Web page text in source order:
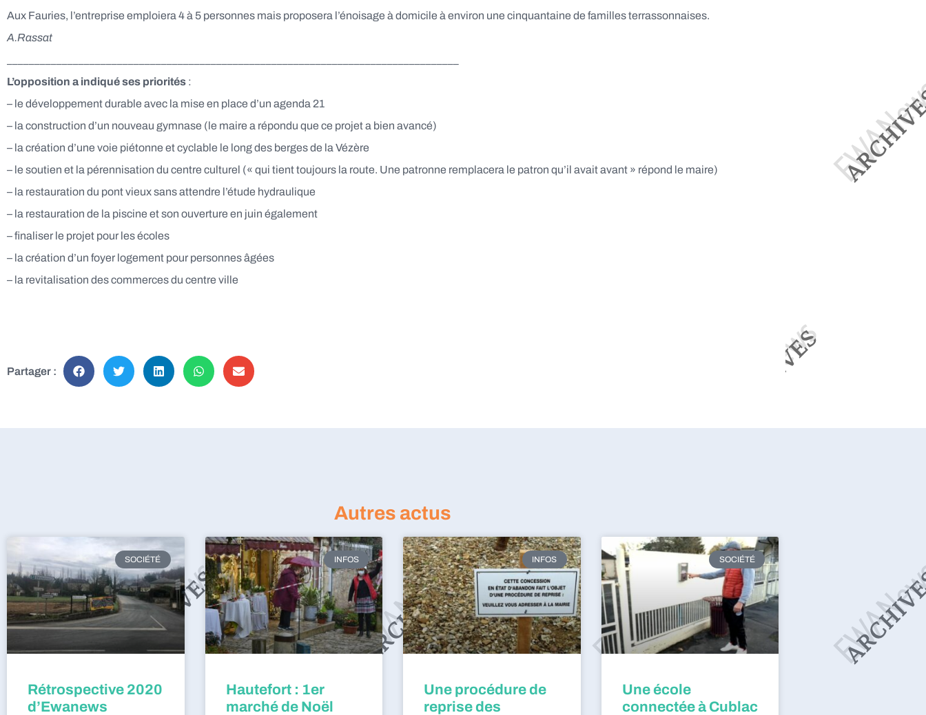
Aux Fauries, l’entreprise emploiera 4 à 5 personnes mais proposera l’énoisage à domicile à environ une cinquantaine de familles terrassonnaises.
A.Rassat
L’opposition a indiqué ses priorités :
– le développement durable avec la mise en place d’un agenda 21
– la construction d’un nouveau gymnase (le maire a répondu que ce projet a bien avancé)
– la création d’une voie piétonne et cyclable le long des berges de la Vézère
– le soutien et la pérennisation du centre culturel (« qui tient toujours la route. Une patronne remplacera le patron qu’il avait avant » répond le maire)
– la restauration du pont vieux sans attendre l’étude hydraulique
– la restauration de la piscine et son ouverture en juin également
– finaliser le projet pour les écoles
– la création d’un foyer logement pour personnes âgées
– la revitalisation des commerces du centre ville
Partager :
Autres actus
SOCIÉTÉ
Rétrospective 2020
d’Ewanews
INFOS
Hautefort : 1er
marché de Noël
INFOS
Une procédure de
reprise des
SOCIÉTÉ
Une école
connectée à Cublac